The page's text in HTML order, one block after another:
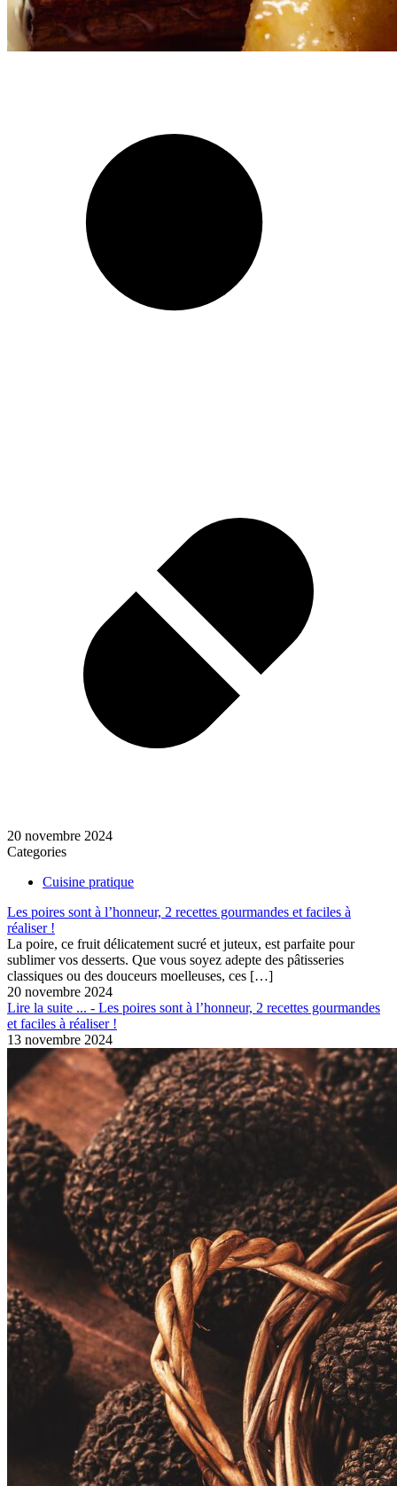
20 novembre 2024
Categories
Cuisine pratique
Les poires sont à l’honneur, 2 recettes gourmandes et faciles à
réaliser !
La poire, ce fruit délicatement sucré et juteux, est parfaite pour
sublimer vos desserts. Que vous soyez adepte des pâtisseries
classiques ou des douceurs moelleuses, ces […]
20 novembre 2024
Lire la suite ... - Les poires sont à l’honneur, 2 recettes gourmandes
et faciles à réaliser !
13 novembre 2024